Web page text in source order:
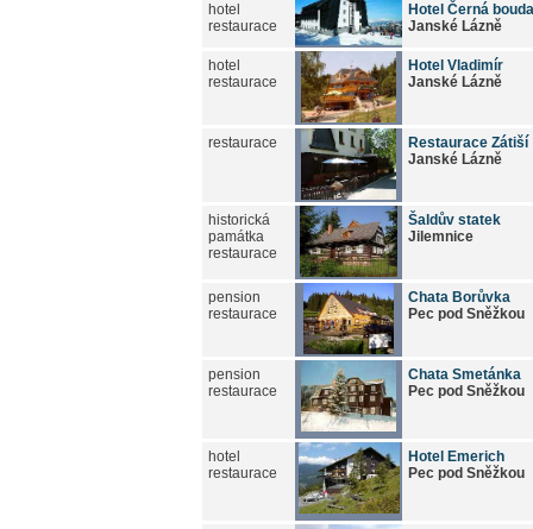
hotel
restaurace
Hotel Černá bouda
Janské Lázně
hotel
restaurace
Hotel Vladimír
Janské Lázně
restaurace
Restaurace Zátiší
Janské Lázně
historická
památka
restaurace
Šaldův statek
Jilemnice
pension
restaurace
Chata Borůvka
Pec pod Sněžkou
pension
restaurace
Chata Smetánka
Pec pod Sněžkou
hotel
restaurace
Hotel Emerich
Pec pod Sněžkou